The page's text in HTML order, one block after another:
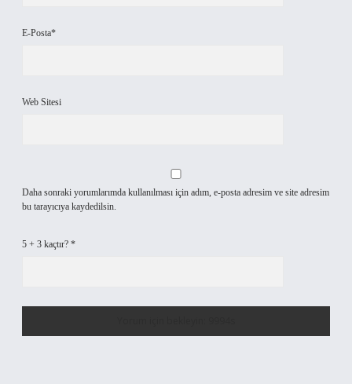
E-Posta*
Web Sitesi
Daha sonraki yorumlarımda kullanılması için adım, e-posta adresim ve site adresim
bu tarayıcıya kaydedilsin.
5 + 3 kaçtır? *